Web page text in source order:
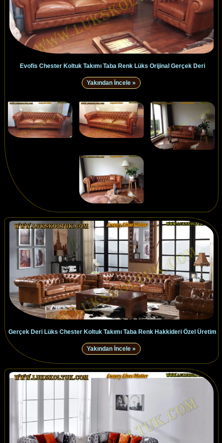
Evofis Chester Koltuk Takımı Taba Renk Lüks Orijinal Gerçek Deri
Yakından İncele »
Gerçek Deri Lüks Chester Koltuk Takımı Taba Renk Hakkideri Özel Üretim
Yakından İncele »